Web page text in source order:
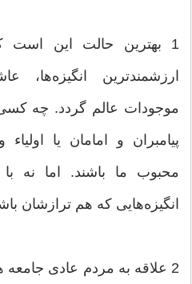
1 بهترین حالت این است
ارزشمندترین انگیزه‌ها،
موجودات عالم گردد. چه کسی
پیامبران و امامان یا
محبوب ما باشند. اما نه با
انگیزه‌هایی که هم ترازشان
2 علاقه به مردم عادی جامعه